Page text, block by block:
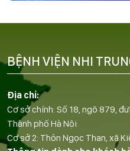
Địa chỉ:
Cơ sở chính: Số 18, ngõ 879,
Thành phố Hà Nội
Cơ sở 2: Thôn Ngọc Than, xã
BỆNH VIỆN NHI